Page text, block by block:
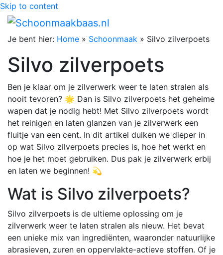
Skip to content
Je bent hier: Home » Schoonmaak » Silvo zilverpoets
Silvo zilverpoets
Ben je klaar om je zilverwerk weer te laten stralen als
nooit tevoren? 🌟 Dan is Silvo zilverpoets het geheime
wapen dat je nodig hebt! Met Silvo zilverpoets wordt
het reinigen en laten glanzen van je zilverwerk een
fluitje van een cent. In dit artikel duiken we dieper in
op wat Silvo zilverpoets precies is, hoe het werkt en
hoe je het moet gebruiken. Dus pak je zilverwerk erbij
en laten we beginnen! 💫
Wat is Silvo zilverpoets?
Silvo zilverpoets is de ultieme oplossing om je
zilverwerk weer te laten stralen als nieuw. Het bevat
een unieke mix van ingrediënten, waaronder natuurlijke
abrasieven, zuren en oppervlakte-actieve stoffen. Of je